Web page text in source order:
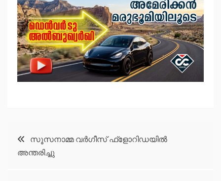
Post
navigation
സൂസനാമ്മ വർഗീസ് ഫ്ളോറിഡയിൽ
അന്തരിച്ചു